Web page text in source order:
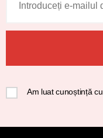
Am luat cunoștință cu